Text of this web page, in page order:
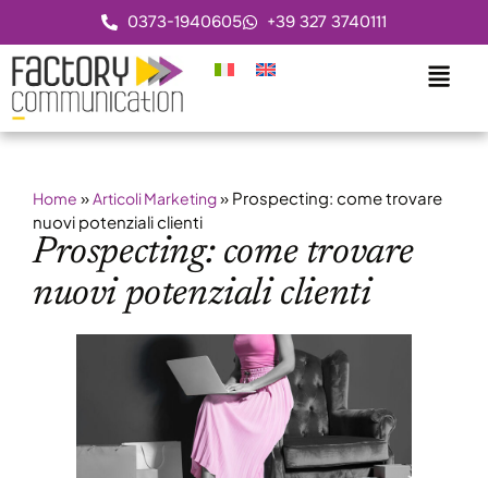
0373-1940605 +39 327 3740111
Home »Articoli Marketing» Prospecting: come trovare
nuovi potenziali clienti
Prospecting: come trovare
nuovi potenziali clienti